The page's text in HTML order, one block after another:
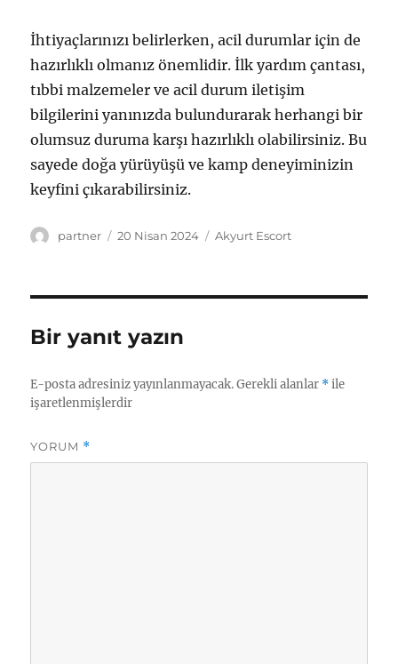
İhtiyaçlarınızı belirlerken, acil durumlar için de
hazırlıklı olmanız önemlidir. İlk yardım çantası,
tıbbi malzemeler ve acil durum iletişim
bilgilerini yanınızda bulundurarak herhangi bir
olumsuz duruma karşı hazırlıklı olabilirsiniz. Bu
sayede doğa yürüyüşü ve kamp deneyiminizin
keyfini çıkarabilirsiniz.
Yazar
partner
Yayın
20 Nisan 2024 Kategoriler
Akyurt Escort
Bir yanıt yazın
E-posta adresiniz yayınlanmayacak. Gerekli alanlar *ile
işaretlenmişlerdir
YORUM *